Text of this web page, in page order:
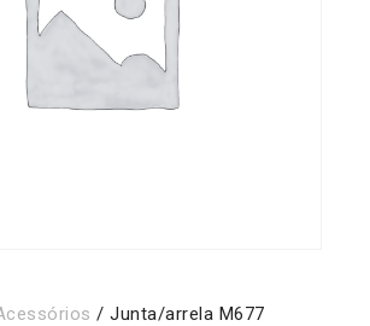
/ Junta/arrela M677